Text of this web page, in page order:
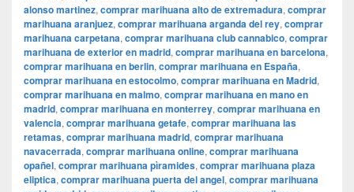
alonso martinez, comprar marihuana alto de extremadura, comprar
marihuana aranjuez, comprar marihuana arganda del rey, comprar
marihuana carpetana, comprar marihuana club cannabico, comprar
marihuana de exterior en madrid, comprar marihuana en barcelona,
comprar marihuana en berlin, comprar marihuana en España,
comprar marihuana en estocolmo, comprar marihuana en Madrid,
comprar marihuana en malmo, comprar marihuana en mano en
madrid, comprar marihuana en monterrey, comprar marihuana en
valencia, comprar marihuana getafe, comprar marihuana las
retamas, comprar marihuana madrid, comprar marihuana
navacerrada, comprar marihuana online, comprar marihuana
opañel, comprar marihuana pìramides, comprar marihuana plaza
eliptica, comprar marihuana puerta del angel, comprar marihuana